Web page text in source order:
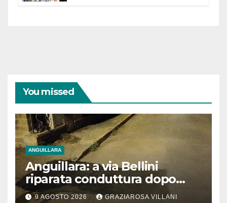
You missed
ANGUILLARA
Anguillara: a via Bellini
riparata conduttura dopo
segnalazione IdD
9 AGOSTO 2026 GRAZIAROSA VILLANI